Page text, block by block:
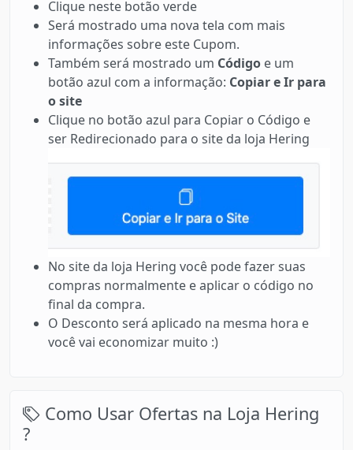
Clique neste botão verde
Será mostrado uma nova tela com mais
informações sobre este Cupom.
Também será mostrado um Código e um
botão azul com a informação: Copiar e Ir para
o site
Clique no botão azul para Copiar o Código e
ser Redirecionado para o site da loja Hering
No site da loja Hering você pode fazer suas
compras normalmente e aplicar o código no
final da compra.
O Desconto será aplicado na mesma hora e
você vai economizar muito :)
Como Usar Ofertas na Loja Hering
?